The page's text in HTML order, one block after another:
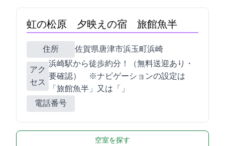
虹の松原 夕映えの宿 旅館魚半
住所 佐賀県唐津市浜玉町浜崎1669-55
アク
セス
JR浜崎駅から徒歩約7分！（無料送迎あり・
要確認） ※ナビゲーションの設定は
「旅館魚半」又は「0955-56-6234」
電話番号
空室を探す